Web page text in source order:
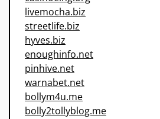
livemocha.biz
streetlife.biz
hyves.biz
enoughinfo.net
pinhive.net
warnabet.net
bollym4u.me
bolly2tollyblog.me